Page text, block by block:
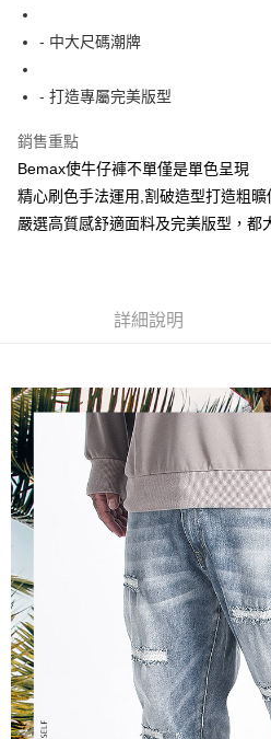
街口支付
AFTEE先享後付
相關說明
AFTEE先享後付是「在收到商品之後才付
便利好安心！
１．簡單：不需註冊會員、不需綁卡、不
２．便利：只要手機號碼，簡訊認證，即
１．於結帳方式選擇「AFTEE先享後付」
結帳頁面，進行簡訊認證並確認金額後，
ATM／網路銀行／等多元方式進行付款，
※ 請注意：結帳手續完成當下不需立刻繳
購買商品的店家。未經商家同意取消之訂
後付繳納相關費用。
※ 交易是否成功請以「AFTEE先享後付
是否繳費成功／繳費後需取消欲退款等相
客戶支援中心」https://
１．透過由恩沛科技股份有限公司提供
易，需依本服務之必要範圍內提供個人資
權轉讓予恩沛科技股份有限公司。
２．關於個人資料處理事宜，請瀏覽以下
https://aftee.tw/terms/#terms3
３．未成年的使用者請事先徵得法定代理
「AFTEE先享後付」，若未經同意申辦者
任。
４．使用「AFTEE先享後付」時，將依
ATM付款
運送方式
宅配
每筆NT$80，滿NT$1,200(含以上)免
- 中大尺碼潮牌
- 打造專屬完美版型
銷售重點
Bemax使牛仔褲不單僅是單色呈現
精心刷色手法運用,割破造型打造粗曠
嚴選高質感舒適面料及完美版型，都
詳細說明